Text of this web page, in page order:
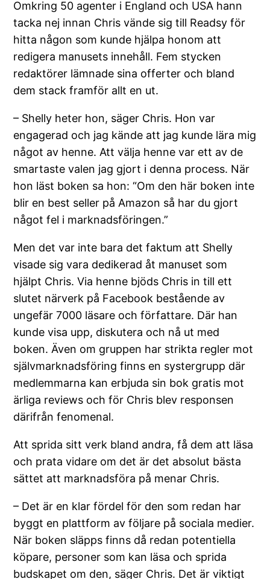
Omkring 50 agenter i England och USA hann
tacka nej innan Chris vände sig till Readsy för
hitta någon som kunde hjälpa honom att
redigera manusets innehåll. Fem stycken
redaktörer lämnade sina offerter och bland
dem stack framför allt en ut.
– Shelly heter hon, säger Chris. Hon var
engagerad och jag kände att jag kunde lära mig
något av henne. Att välja henne var ett av de
smartaste valen jag gjort i denna process. När
hon läst boken sa hon: “Om den här boken inte
blir en best seller på Amazon så har du gjort
något fel i marknadsföringen.”
Men det var inte bara det faktum att Shelly
visade sig vara dedikerad åt manuset som
hjälpt Chris. Via henne bjöds Chris in till ett
slutet närverk på Facebook bestående av
ungefär 7000 läsare och författare. Där han
kunde visa upp, diskutera och nå ut med
boken. Även om gruppen har strikta regler mot
självmarknadsföring finns en systergrupp där
medlemmarna kan erbjuda sin bok gratis mot
ärliga reviews och för Chris blev responsen
därifrån fenomenal.
Att sprida sitt verk bland andra, få dem att läsa
och prata vidare om det är det absolut bästa
sättet att marknadsföra på menar Chris.
– Det är en klar fördel för den som redan har
byggt en plattform av följare på sociala medier.
När boken släpps finns då redan potentiella
köpare, personer som kan läsa och sprida
budskapet om den, säger Chris. Det är viktigt